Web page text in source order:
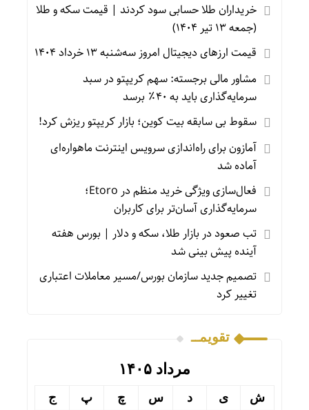
خریداران طلا حسابی سود کردند | قیمت سکه و طلا
(جمعه ۱۳ تیر ۱۴۰۴)
قیمت ارز‌های دیجیتال امروز سه‌شنبه ۱۳ خرداد ۱۴۰۴
مشاور مالی برجسته: سهم کریپتو در سبد
سرمایه‌گذاری باید به ۴۰٪ برسد
سقوط بی سابقه بیت کوین؛ بازار کریپتو ریزش کرد!
آمازون برای راه‌اندازی سرویس اینترنت ماهواره‌ای
آماده شد
فعال‌سازی ویژگی خرید منظم در Etoro؛
سرمایه‌گذاری آسان‌تر برای کاربران
تب صعود در بازار طلا، سکه و دلار | بورس هفته
آینده پیش بینی شد
تصمیم جدید سازمان بورس/مسیر معاملات اعتباری
تغییر کرد
تقویمــ
مرداد ۱۴۰۵
ش ی د س چ پ ج